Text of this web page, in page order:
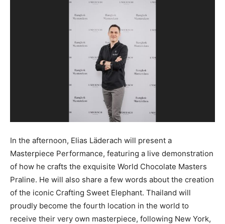
In the afternoon, Elias Läderach will present a
Masterpiece Performance, featuring a live demonstration
of how he crafts the exquisite World Chocolate Masters
Praline. He will also share a few words about the creation
of the iconic Crafting Sweet Elephant. Thailand will
proudly become the fourth location in the world to
receive their very own masterpiece, following New York,